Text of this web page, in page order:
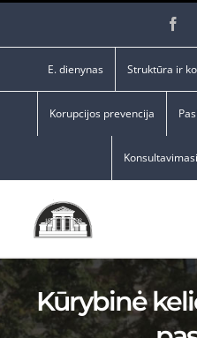
E. dienynas Struktūra ir
Korupcijos prevencija
Kūrybinė